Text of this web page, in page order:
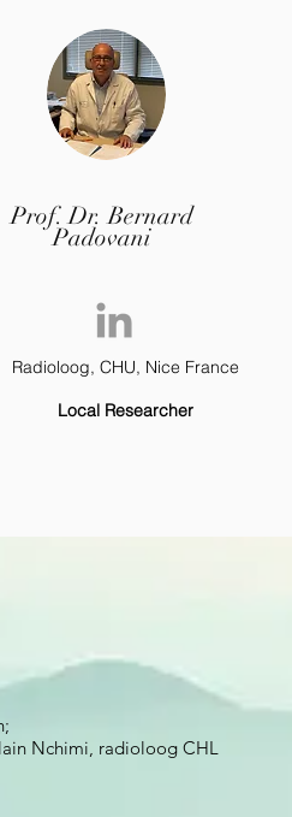
Prof. Dr. Bernard
Padovani
Radioloog, CHU, Nice France
Local Researcher
Nchimi, radioloog CHL